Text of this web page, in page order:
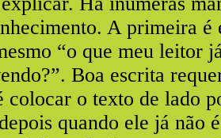
A primeira é
“o que meu leitor
Boa escrita
colocar o texto de lado
quando ele já não